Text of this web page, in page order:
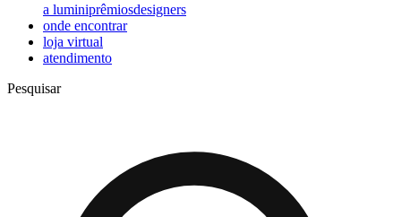
a luminiprêmiosdesigners
onde encontrar
loja virtual
atendimento
Pesquisar